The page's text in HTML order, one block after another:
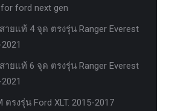
ford next gen
ยแท้ 4 จุด ตรงรุ่น Ranger Everest
ยแท้ 6 จุด ตรงรุ่น Ranger Everest
รงรุ่น Ford XLT. 2015-2017